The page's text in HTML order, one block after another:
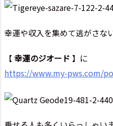
幸運や収入を集めて逃がさな
【 幸運のジオード 】に
https://www.my-pws.com/